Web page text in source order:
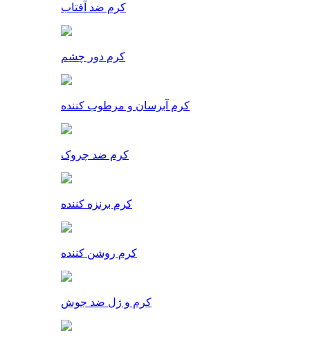
کرم ضد آفتاب
کرم دور چشم
کرم آبرسان و مرطوب کننده
کرم ضد چروک
کرم برنزه کننده
کرم روشن کننده
کرم و ژل ضد جوش